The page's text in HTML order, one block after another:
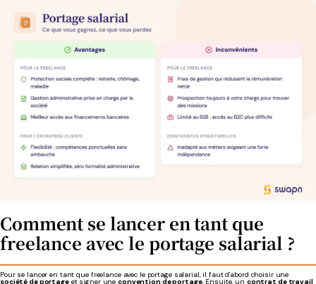
Comment se lancer en tant que
freelance avec le portage salarial ?
Pour se lancer en tant que freelance avec le portage salarial, il faut d'abord choisir une
société de portageet signer uneconvention de portage. Ensuite, un contrat de travail